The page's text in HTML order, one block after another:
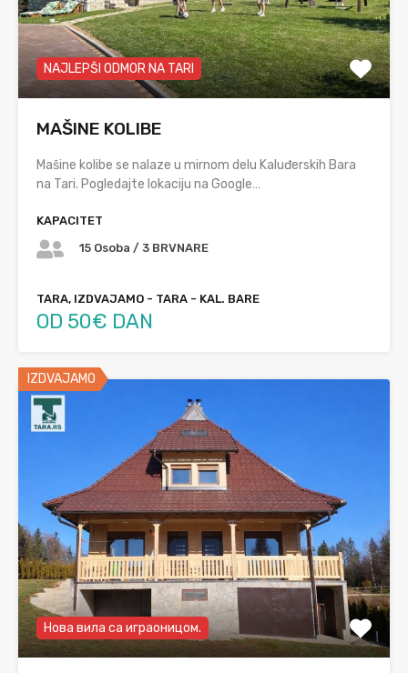
NAJLEPŠI ODMOR NA TARI
MAŠINE KOLIBE
Mašine kolibe se nalaze u mirnom delu Kaluđerskih Bara
na Tari. Pogledajte lokaciju na Google…
KAPACITET
15 Osoba / 3 BRVNARE
TARA, IZDVAJAMO - TARA - KAL. BARE
OD 50€ DAN
IZDVAJAMO
Нова вила са играоницом.